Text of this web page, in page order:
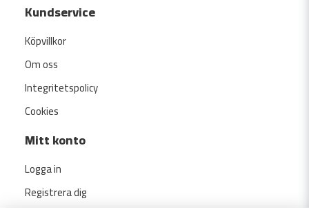
Kundservice
Köpvillkor
Om oss
Integritetspolicy
Cookies
Mitt konto
Logga in
Registrera dig